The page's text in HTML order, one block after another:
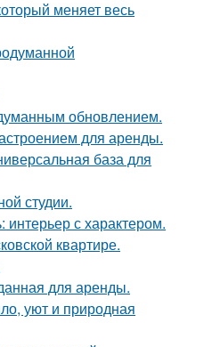
меняет весь
обновлением.
для аренды.
база для
студии.
интерьер с характером.
квартире.
для аренды.
уют и природная